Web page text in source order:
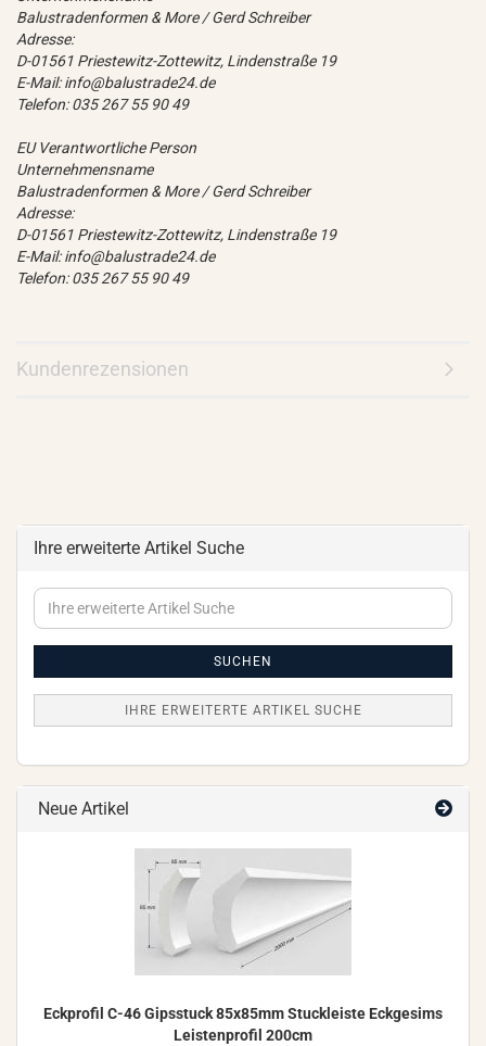
Balustradenformen & More / Gerd Schreiber
Adresse:
D-01561 Priestewitz-Zottewitz, Lindenstraße 19
E-Mail: info@balustrade24.de
Telefon: 035 267 55 90 49
EU Verantwortliche Person
Unternehmensname
Balustradenformen & More / Gerd Schreiber
Adresse:
D-01561 Priestewitz-Zottewitz, Lindenstraße 19
E-Mail: info@balustrade24.de
Telefon: 035 267 55 90 49
Kundenrezensionen
Ihre erweiterte Artikel Suche
Ihre
erweiterte
SUCHEN
IHRE ERWEITERTE ARTIKEL SUCHE
Neue Artikel
Eck­pro­fil C-46 Gips­stuck 85x85mm Stuck­leis­te Eck­ge­sims
Leis­ten­pro­fil 200cm